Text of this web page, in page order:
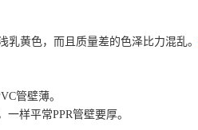
黄色，而且质量差的色泽比力混乱。
管壁薄。
样平常PPR管壁要厚。